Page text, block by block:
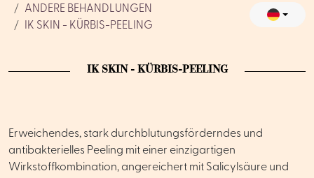
ANDERE BEHANDLUNGEN
IK SKIN - KÜRBIS-PEELING
IK SKIN - KÜRBIS-PEELING
Erweichendes, stark durchblutungsförderndes und
antibakterielles Peeling mit einer einzigartigen
Wirkstoffkombination, angereichert mit Salicylsäure und